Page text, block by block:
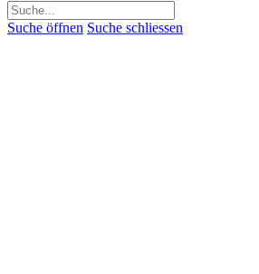
Suchen
nach:
Suche öffnen Suche schliessen